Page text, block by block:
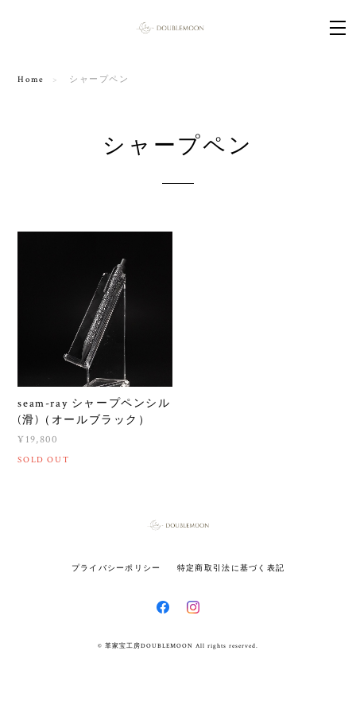
Home シャープペン
シャープペン
seam-ray シャープペンシル
(滑)（オールブラック）
¥19,800
SOLD OUT
プライバシーポリシー 特定商取引法に基づく表記
© 革家宝工房DOUBLEMOON All rights reserved.